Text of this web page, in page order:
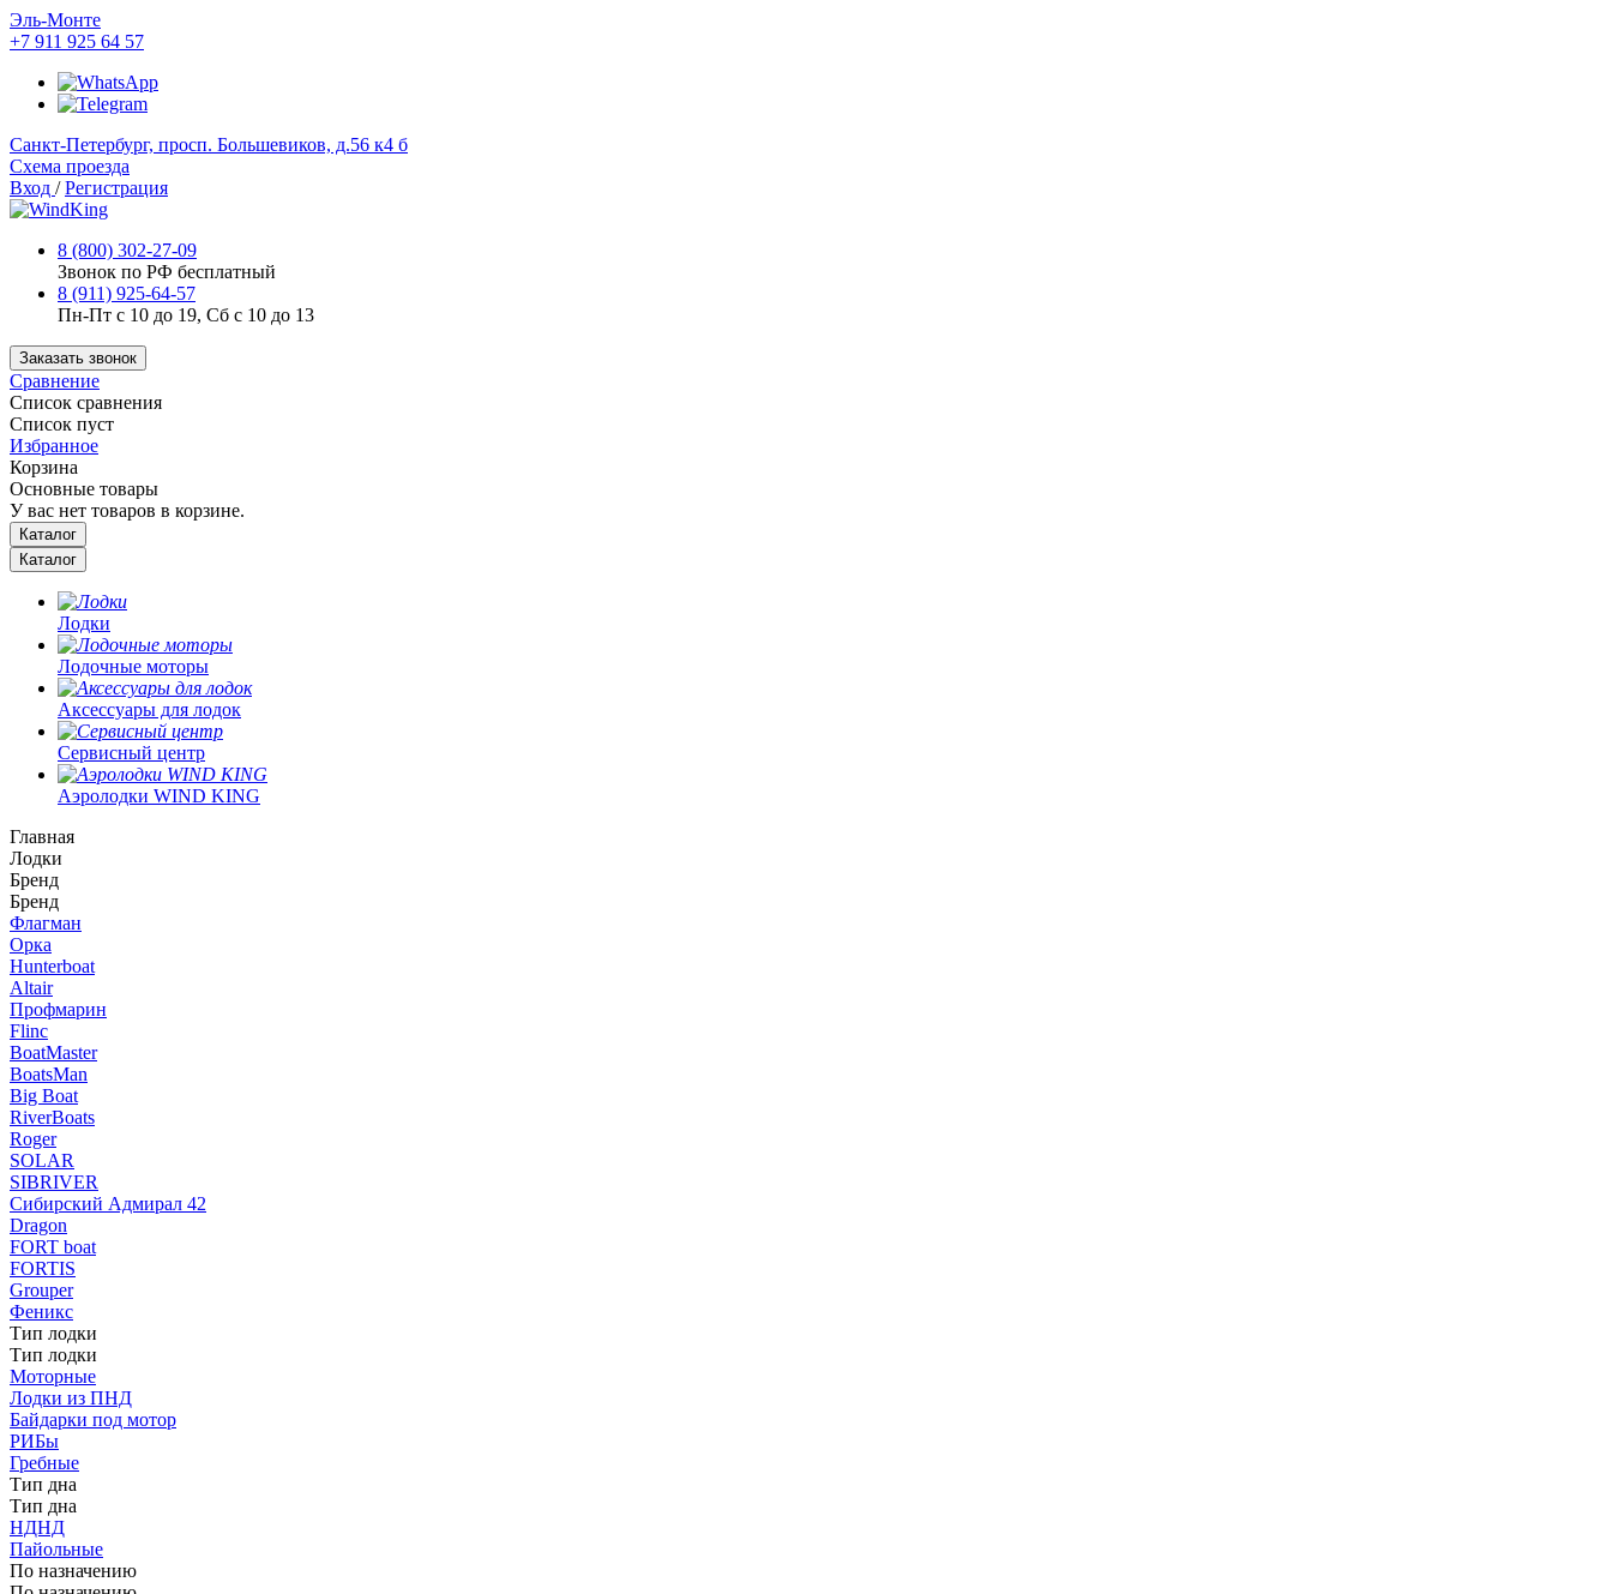
Эль-Монте
+7 911 925 64 57
Cанкт-Петербург, просп. Большевиков, д.56 к4 б
Схема проезда
Вход / Регистрация
8 (800) 302-27-09
Звонок по РФ бесплатный
8 (911) 925-64-57
Пн-Пт с 10 до 19, Сб с 10 до 13
Заказать звонок
Сравнение
Список сравнения
Список пуст
Избранное
Корзина
Основные товары
У вас нет товаров в корзине.
Каталог
Каталог
Лодки
Лодочные моторы
Аксессуары для лодок
Сервисный центр
Аэролодки WIND KING
Главная
Лодки
Бренд
Бренд
Флагман
Орка
Hunterboat
Altair
Профмарин
Flinc
BoatMaster
BoatsMan
Big Boat
RiverBoats
Roger
SOLAR
SIBRIVER
Сибирский Адмирал 42
Dragon
FORT boat
FORTIS
Grouper
Феникс
Тип лодки
Тип лодки
Моторные
Лодки из ПНД
Байдарки под мотор
РИБы
Гребные
Тип дна
Тип дна
НДНД
Пайольные
По назначению